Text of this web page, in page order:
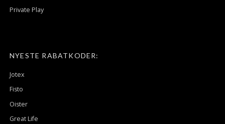
Private Play
NYESTE RABATKODER:
Jotex
Fisto
Oister
Great Life